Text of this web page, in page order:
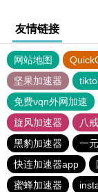
友情链接
网站地图
坚果加速器
免费vqn外网加速
旋风加速器
八
黑豹加速器
一
快连加速器app
蜜蜂加速器